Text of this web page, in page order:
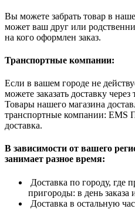
Вы можете забрать товар в
может ваш друг или
на кого оформлен заказ.
Транспортные компании:
Если в вашем городе не
можете заказать доставку
Товары нашего магазина
транспортные компании: EMS
доставка.
В зависимости от вашего
занимает разное время:
Доставка по городу, где
пригороды: в день
Доставка в остальную